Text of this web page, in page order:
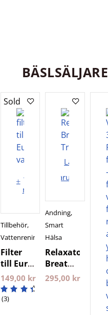
BÄSLSÄLJARE
Sold out
mer
Tillbehör,
Vattenrening
Filter
till Euro
vattenrenare
(kran)
PlanetsOwn
149,00 kr
(3)
Lägg i
varukorgen
Andning,
Smart
Hälsa
Relaxator
Breath
Trainer
295,00 kr